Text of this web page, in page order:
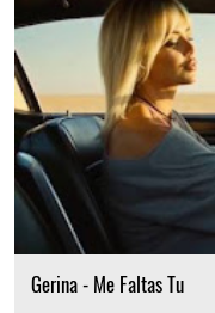
Gerina - Me Faltas Tu